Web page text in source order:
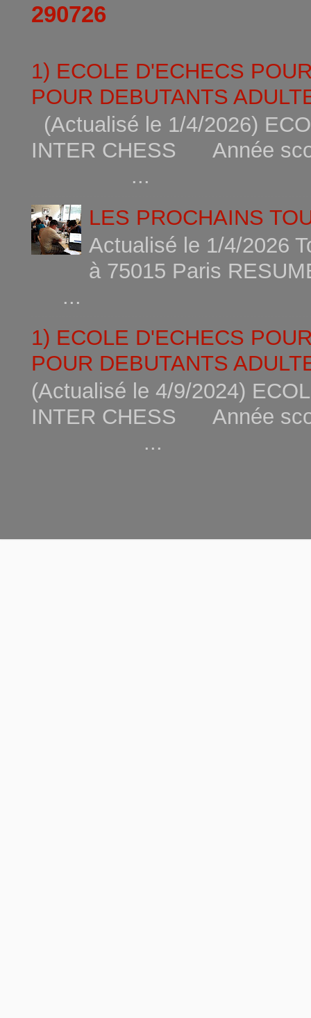
290726
1) ECOLE D'ECHECS
POUR DEBUTANTS
(Actualisé le 1/4/2026)
INTER CHESS Année
...
LES PROCHAINS
Actualisé le 1/4/2026
à 75015
...
1) ECOLE D'ECHECS
POUR DEBUTANTS
(Actualisé le 4/9/2024)
INTER CHESS Année
...